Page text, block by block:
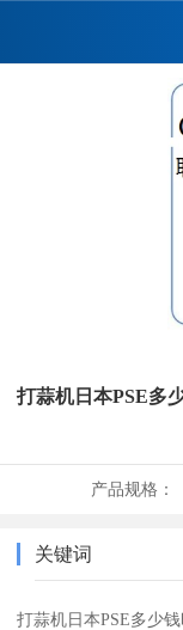
打蒜机日本PSE多
产品规格：
关键词
打蒜机日本PSE多少钱